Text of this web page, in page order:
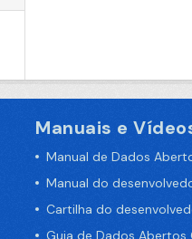
Manuais e
Manual de Dados
Manual do
Cartilha do
Guia de Dados Abertos